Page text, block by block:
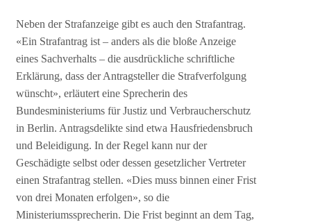
Neben der Strafanzeige gibt es auch den Strafantrag.
«Ein Strafantrag ist – anders als die bloße Anzeige
eines Sachverhalts – die ausdrückliche schriftliche
Erklärung, dass der Antragsteller die Strafverfolgung
wünscht», erläutert eine Sprecherin des
Bundesministeriums für Justiz und Verbraucherschutz
in Berlin. Antragsdelikte sind etwa Hausfriedensbruch
und Beleidigung. In der Regel kann nur der
Geschädigte selbst oder dessen gesetzlicher Vertreter
einen Strafantrag stellen. «Dies muss binnen einer Frist
von drei Monaten erfolgen», so die
Ministeriumssprecherin. Die Frist beginnt an dem Tag,